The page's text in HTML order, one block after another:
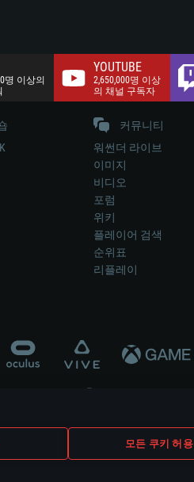
모든 쿠키 허용
명 이상의
YOUTUBE
2,650,000명 이상
의 채널 구독자
커뮤니티
워썬더 라이브
이미지
비디오
포럼
위키
플레이어 검색
순위표
리플레이
보에 참여하지 않습니다..